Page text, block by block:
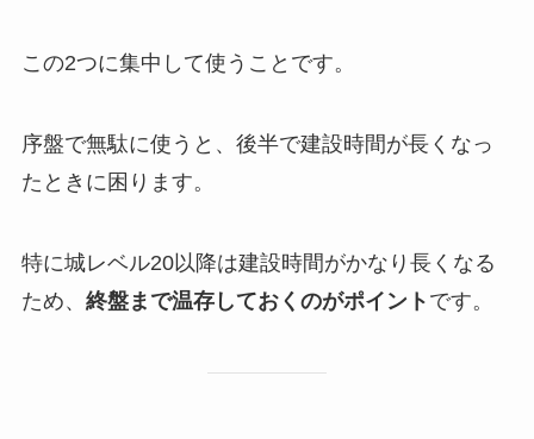
この2つに集中して使うことです。
序盤で無駄に使うと、後半で建設時間が長くなっ
たときに困ります。
特に城レベル20以降は建設時間がかなり長くなる
ため、 終盤まで温存しておくのがポイント です。